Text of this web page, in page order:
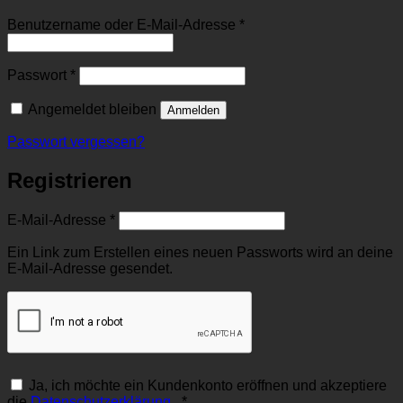
Benutzername oder E-Mail-Adresse *Erforderlich
Passwort *Erforderlich
Angemeldet bleiben Anmelden
Passwort vergessen?
Registrieren
E-Mail-Adresse *Erforderlich
Ein Link zum Erstellen eines neuen Passworts wird an deine
E-Mail-Adresse gesendet.
Ja, ich möchte ein Kundenkonto eröffnen und akzeptiere